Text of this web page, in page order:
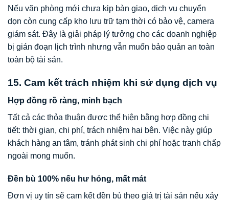
Nếu văn phòng mới chưa kịp bàn giao, dịch vụ chuyển
dọn còn cung cấp kho lưu trữ tạm thời có bảo vệ, camera
giám sát. Đây là giải pháp lý tưởng cho các doanh nghiệp
bị gián đoạn lịch trình nhưng vẫn muốn bảo quản an toàn
toàn bộ tài sản.
15. Cam kết trách nhiệm khi sử dụng dịch vụ
Hợp đồng rõ ràng, minh bạch
Tất cả các thỏa thuận được thể hiện bằng hợp đồng chi
tiết: thời gian, chi phí, trách nhiệm hai bên. Việc này giúp
khách hàng an tâm, tránh phát sinh chi phí hoặc tranh chấp
ngoài mong muốn.
Đền bù 100% nếu hư hỏng, mất mát
Đơn vị uy tín sẽ cam kết đền bù theo giá trị tài sản nếu xảy